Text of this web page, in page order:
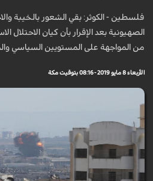
فلسطين - الكوثر: بقي الشعور بالخيبة
الصهيونية بعد الإقرار بأن كيان الاحتلال
من المواجهة على المستويين السياسي
الأربعاء 8 مايو 2019 - 08:16 بتوقيت مكة